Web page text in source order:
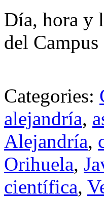
Día, hora y
del
Categories:
alejandría,
Alejandría,
Orihuela,
científica,